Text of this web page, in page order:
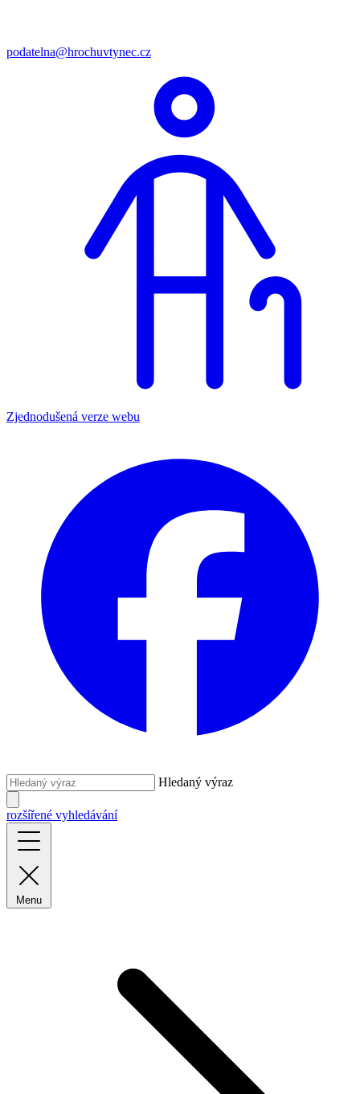
podatelna@hrochuvtynec.cz
Zjednodušená verze webu
Hledaný výraz
rozšířené vyhledávání
Menu